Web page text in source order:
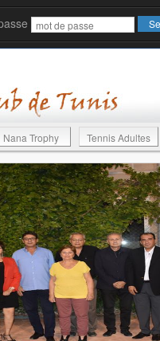
Nana Trophy Tennis Adultes